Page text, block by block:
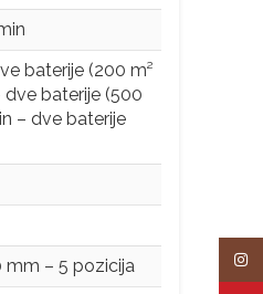
baterije (200 m²
dve baterije (500
– dve baterije
– 5 pozicija